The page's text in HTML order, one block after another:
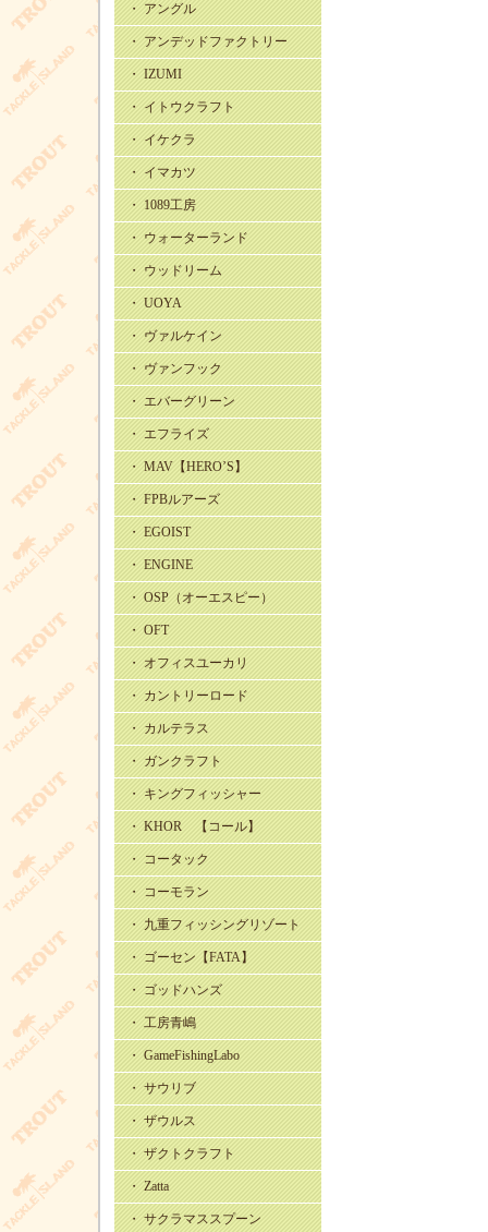
・ アングル
・ アンデッドファクトリー
・ IZUMI
・ イトウクラフト
・ イケクラ
・ イマカツ
・ 1089工房
・ ウォーターランド
・ ウッドリーム
・ UOYA
・ ヴァルケイン
・ ヴァンフック
・ エバーグリーン
・ エフライズ
・ MAV【HERO’S】
・ FPBルアーズ
・ EGOIST
・ ENGINE
・ OSP（オーエスピー）
・ OFT
・ オフィスユーカリ
・ カントリーロード
・ カルテラス
・ ガンクラフト
・ キングフィッシャー
・ KHOR 【コール】
・ コータック
・ コーモラン
・ 九重フィッシングリゾート
・ ゴーセン【FATA】
・ ゴッドハンズ
・ 工房青嶋
・ GameFishingLabo
・ サウリブ
・ ザウルス
・ ザクトクラフト
・ Zatta
・ サクラマススプーン